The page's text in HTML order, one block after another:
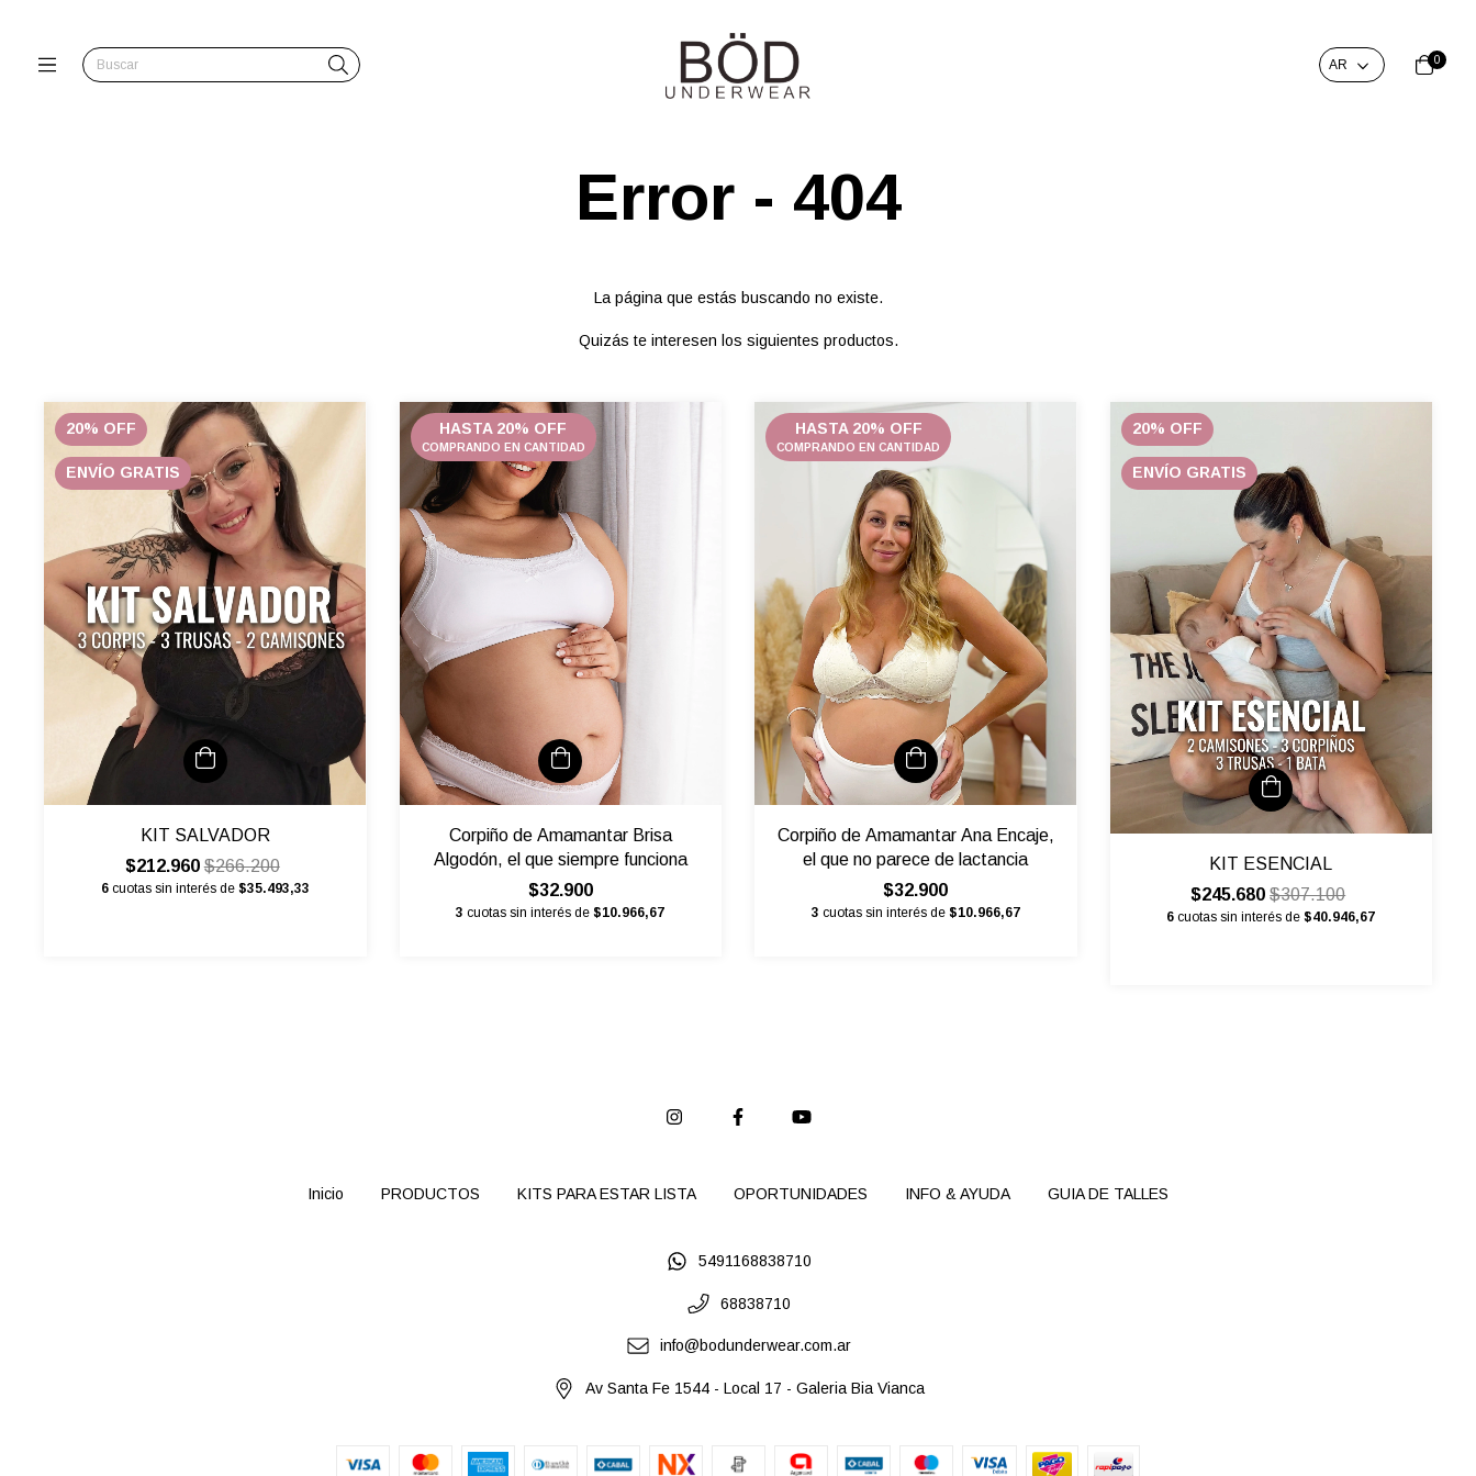
0
Error - 404
La página que estás buscando no existe.
Quizás te interesen los siguientes productos.
20% OFF
ENVÍO GRATIS
KIT SALVADOR
$212.960$266.200
6 cuotas sin interés de $35.493,33
HASTA 20% OFF
COMPRANDO EN CANTIDAD
Corpiño de Amamantar Brisa
Algodón, el que siempre funciona
$32.900
3 cuotas sin interés de$10.966,67
HASTA 20% OFF
COMPRANDO EN CANTIDAD
Corpiño de Amamantar Ana Encaje,
el que no parece de lactancia
$32.900
3 cuotas sin interés de $10.966,67
20% OFF
ENVÍO GRATIS
KIT ESENCIAL
$245.680$307.100
6 cuotas sin interés de$40.946,67
Inicio PRODUCTOS KITS PARA ESTAR LISTA OPORTUNIDADES INFO & AYUDA GUIA DE TALLES
5491168838710
68838710
info@bodunderwear.com.ar
Av Santa Fe 1544 - Local 17 - Galeria Bia Vianca